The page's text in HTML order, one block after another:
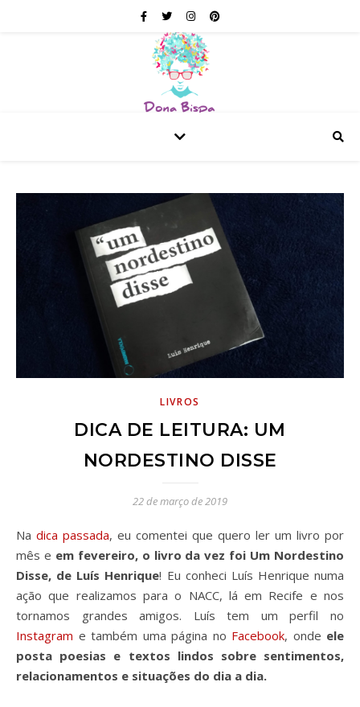
LIVROS
DICA DE LEITURA: UM
NORDESTINO DISSE
22 de março de 2019
Na dica passada, eu comentei que quero ler um livro por
mês e em fevereiro, o livro da vez foi Um Nordestino
Disse, de Luís Henrique! Eu conheci Luís Henrique numa
ação que realizamos para o NACC, lá em Recife e nos
tornamos grandes amigos. Luís tem um perfil no
Instagram e também uma página no Facebook, onde ele
posta poesias e textos lindos sobre sentimentos,
relacionamentos e situações do dia a dia.